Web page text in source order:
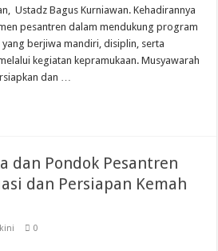
Ustadz Bagus Kurniawan. Kehadirannya
pesantren dalam mendukung program
berjiwa mandiri, disiplin, serta
kegiatan kepramukaan. Musyawarah
dan …
dan Pondok Pesantren
dan Persiapan Kemah
0